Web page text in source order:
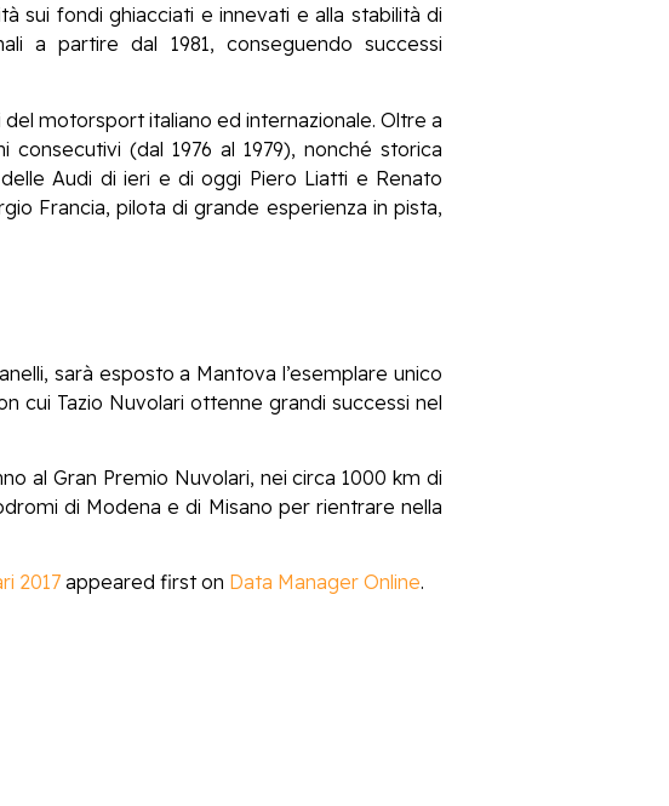
sui fondi ghiacciati e innevati e alla stabilità di
a partire dal 1981, conseguendo successi
motorsport italiano ed internazionale. Oltre a
(dal 1976 al 1979), nonché storica
Audi di ieri e di oggi Piero Liatti e Renato
Francia, pilota di grande esperienza in pista,
sarà esposto a Mantova l’esemplare unico
cui Tazio Nuvolari ottenne grandi successi nel
al Gran Premio Nuvolari, nei circa 1000 km di
di Modena e di Misano per rientrare nella
2017 appeared first on Data Manager Online.